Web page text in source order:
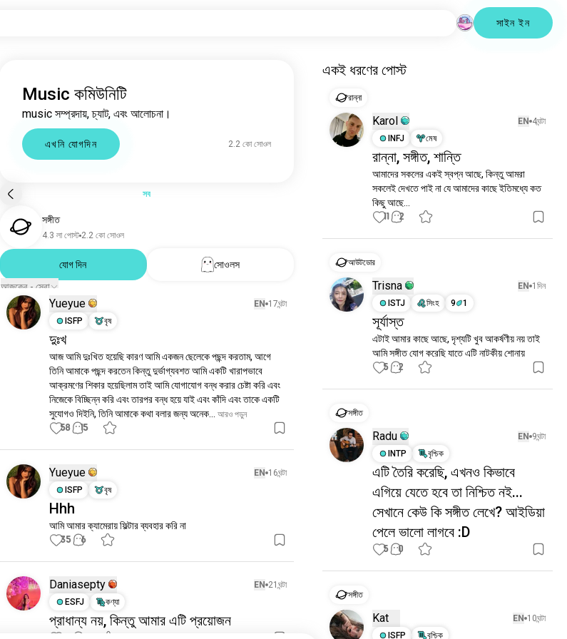
সাইন ইন
Music কমিউনিটি
music সম্প্রদায়, চ্যাট, এবং আলোচনা।
এখনি যোগদিন 2.2 কো সোওল
সব
সঙ্গীত
4.3 লা পোস্ট 2.2 কো সোওল
যোগ দিন
সোওলস
আজকের - সেরা
Yueyue EN 17ঘন্টা
ISFP
বৃষ
দুঃখ
আজ আমি দুঃখিত হয়েছি কারণ আমি একজন ছেলেকে পছন্দ করতাম, আগে
তিনি আমাকে পছন্দ করতেন কিন্তু দুর্ভাগ্যবশত আমি একটি খারাপভাবে
আক্রমণের শিকার হয়েছিলাম তাই আমি যোগাযোগ বন্ধ করার চেষ্টা করি এবং
নিজেকে বিচ্ছিন্ন করি এবং তারপর বন্ধ হয়ে যাই এবং কাঁদি এবং তাকে একটি
সুযোগও দিইনি, তিনি আমাকে কথা বলার জন্য অনেক...
আরও পড়ুন
58 15
Yueyue EN 16ঘন্টা
ISFP
বৃষ
Hhh
আমি আমার ক্যামেরায় ফিল্টার ব্যবহার করি না
35 6
Daniasepty EN 21ঘন্টা
ESFJ
কণ্যা
প্রাধান্য নয়, কিন্তু আমার এটি প্রয়োজন
একই ধরণের পোস্ট
রান্না
Karol EN 4ঘন্টা
INFJ
মেষ
রান্না, সঙ্গীত, শান্তি
আমাদের সকলের একই স্বপ্ন আছে, কিন্তু আমরা
সকলেই দেখতে পাই না যে আমাদের কাছে ইতিমধ্যে কত
কিছু আছে...
11 2
আউটডোর
Trisna EN 1দিন
ISTJ
সিংহ 9 1
সূর্যাস্ত
এটাই আমার কাছে আছে, দৃশ্যটি খুব আকর্ষণীয় নয় তাই
আমি সঙ্গীত যোগ করেছি যাতে এটি নাটকীয় শোনায়
5 2
সঙ্গীত
Radu EN 9ঘন্টা
INTP
বৃশ্চিক
এটি তৈরি করেছি, এখনও কিভাবে
এগিয়ে যেতে হবে তা নিশ্চিত নই...
সেখানে কেউ কি সঙ্গীত লেখে? আইডিয়া
পেলে ভালো লাগবে :D
5 0
সঙ্গীত
Kat EN 10ঘন্টা
ISFP
বৃশ্চিক